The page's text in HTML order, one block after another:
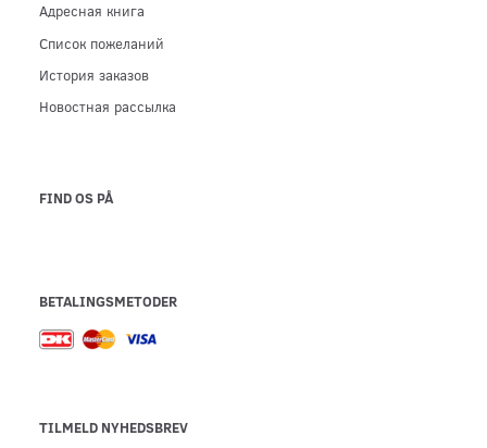
Адресная книга
Список пожеланий
История заказов
Новостная рассылка
FIND OS PÅ
BETALINGSMETODER
TILMELD NYHEDSBREV